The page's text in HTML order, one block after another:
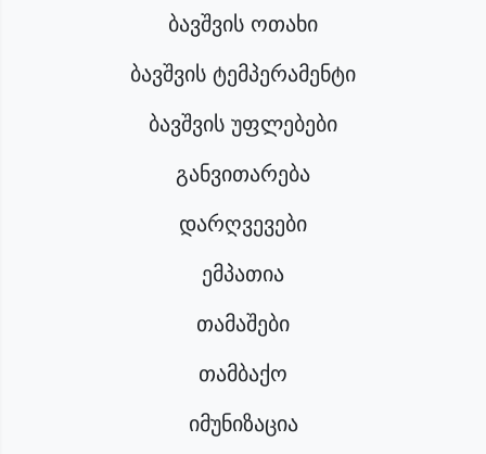
ბავშვის ოთახი
ბავშვის ტემპერამენტი
ბავშვის უფლებები
განვითარება
დარღვევები
ემპათია
თამაშები
თამბაქო
იმუნიზაცია